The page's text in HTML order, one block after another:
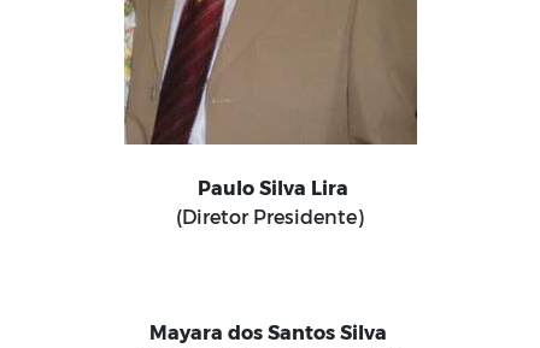
Paulo Silva Lira
(Diretor Presidente)
Mayara dos Santos Silva